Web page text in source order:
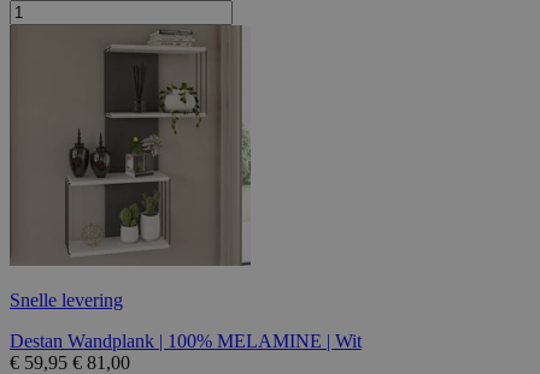
Snelle levering
Destan Wandplank | 100% MELAMINE | Wit
€ 59,95 € 81,00